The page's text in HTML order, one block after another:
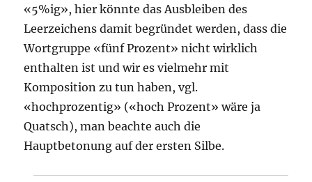
«5%ig», hier könnte das Ausbleiben des
Leerzeichens damit begründet werden, dass die
Wortgruppe «fünf Prozent» nicht wirklich
enthalten ist und wir es vielmehr mit
Komposition zu tun haben, vgl.
«hochprozentig» («hoch Prozent» wäre ja
Quatsch), man beachte auch die
Hauptbetonung auf der ersten Silbe.